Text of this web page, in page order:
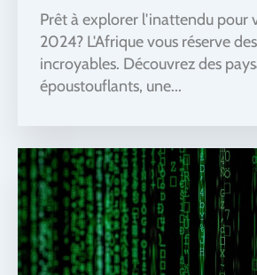
Prêt à explorer l'inattendu pour
2024? L'Afrique vous réserve
incroyables. Découvrez des
époustouflants, une...